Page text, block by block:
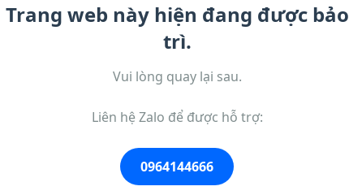
Trang web này hiện đang được bảo
trì.
Vui lòng quay lại sau.
Liên hệ Zalo để được hỗ trợ:
0964144666